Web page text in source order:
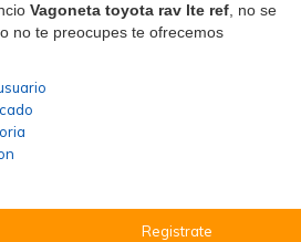
Vagoneta toyota rav lte ref , no se
no te preocupes te ofrecemos
Registrate